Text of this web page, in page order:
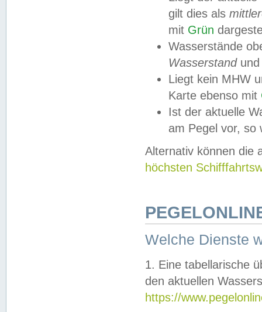
gilt dies als
mit Grün
Wasserstände
Wasserstandund
Liegt kein MHW
Karte ebenso mit
Ist der aktuelle
am Pegel vor,
Alternativ können die
höchsten
Welche Dienste
1. Eine tabellarische
den aktuellen
https://